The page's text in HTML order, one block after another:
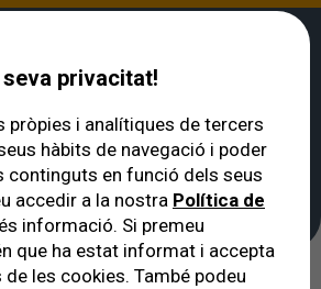
Dr. Luis Garcia Linares
Linares
privacitat!
pròpies i analítiques de tercers
hàbits de navegació i poder
continguts en funció dels seus
accedir a la nostra Política de
informació. Si premeu
que ha estat informat i accepta
de les cookies. També podeu